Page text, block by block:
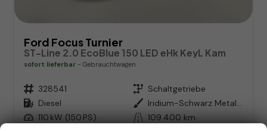
Ford Focus Turnier
ST-Line 2.0 EcoBlue 150 LED eHk KeyL Kam
sofort lieferbar Gebrauchtwagen
Fahrzeugnr. 328541 Getriebe Schaltgetriebe
Kraftstoff Diesel Außenfarbe
Iridium-Schwarz Metallic
Leistung 110 kW (150 PS) Kilometerstand 109.400 km